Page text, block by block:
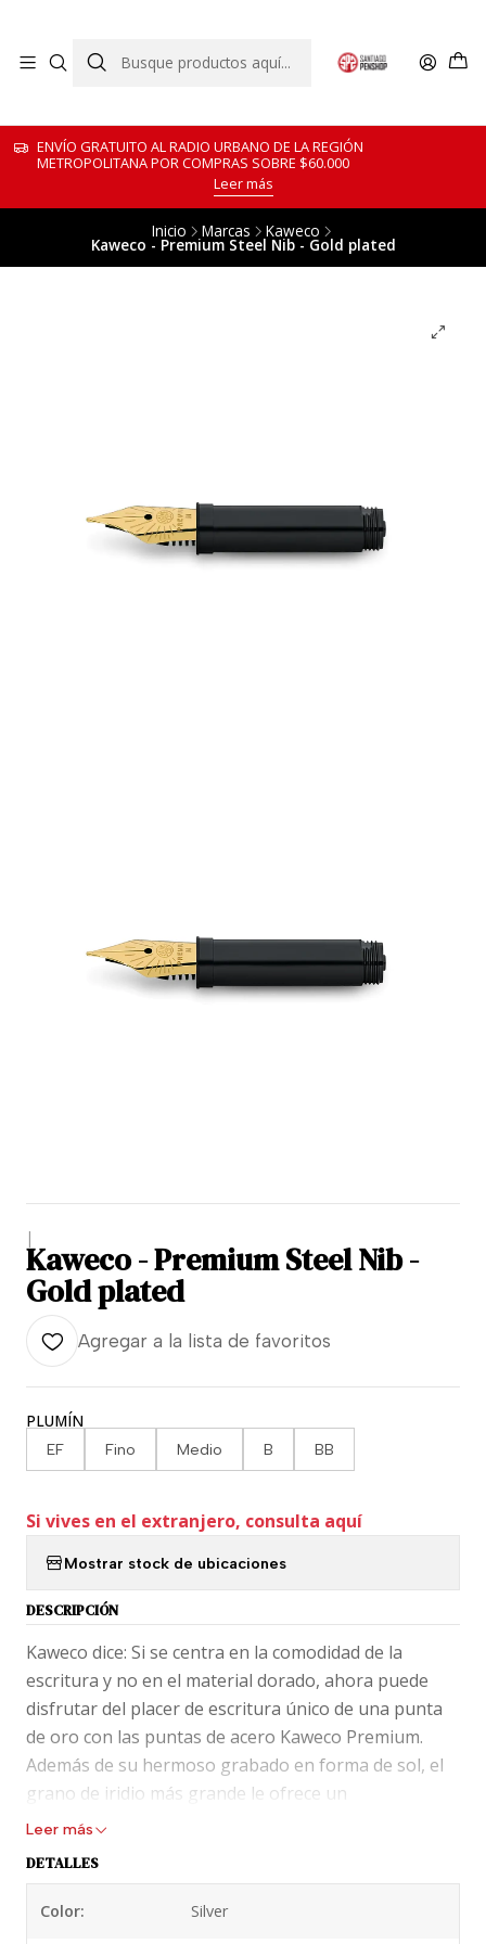
ENVÍO GRATUITO AL RADIO URBANO DE LA REGIÓN
METROPOLITANA POR COMPRAS SOBRE $60.000
Leer más
Inicio Marcas Kaweco
Kaweco - Premium Steel Nib - Gold plated
|
Kaweco - Premium Steel Nib -
Gold plated
Agregar a la lista de favoritos
PLUMÍN
EF Fino Medio B BB
Si vives en el extranjero, consulta aquí
Mostrar stock de ubicaciones
DESCRIPCIÓN
Kaweco dice: Si se centra en la comodidad de la
escritura y no en el material dorado, ahora puede
disfrutar del placer de escritura único de una punta
de oro con las puntas de acero Kaweco Premium.
Además de su hermoso grabado en forma de sol, el
grano de iridio más grande le ofrece un
comportamiento de escritura impecable. Debido al
punta se desliza uniforme y suavemente sobre el
papel. El tipo de producción y la calidad de escritura
Leer más
DETALLES
Color: Silver